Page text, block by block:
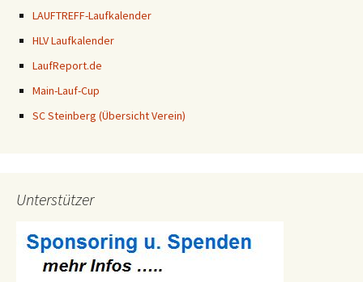
LAUFTREFF-Laufkalender
HLV Laufkalender
LaufReport.de
Main-Lauf-Cup
SC Steinberg (Übersicht Verein)
Unterstützer